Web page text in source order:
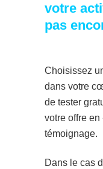
votre
pas
Choisissez
dans votre
de tester
votre offre
témoignage.
Dans le cas